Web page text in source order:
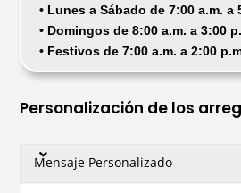
• Lunes a Sábado de 7:00 a.m. a
• Domingos de 8:00 a.m. a 3:00
• Festivos de 7:00 a.m. a 2:00
Personalización de los
Mensaje Personalizado